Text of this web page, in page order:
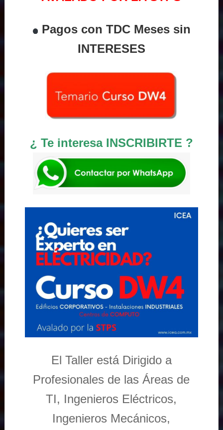
Pagos con TDC Meses sin
INTERESES
¿ Te interesa INSCRIBIRTE ?
El Taller está Dirigido a
Profesionales de las Áreas de
TI, Ingenieros Eléctricos,
Ingenieros Mecánicos,